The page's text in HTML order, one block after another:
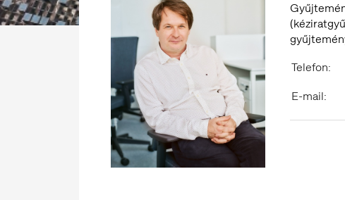
Telefon:
E-mail: